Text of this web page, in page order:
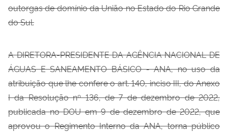
outorgas de domínio da União no Estado do Rio Grande
do Sul.
A DIRETORA-PRESIDENTE DA AGÊNCIA NACIONAL DE
ÁGUAS E SANEAMENTO BÁSICO - ANA, no uso da
atribuição que lhe confere o art. 140, inciso III, do Anexo
I da Resolução nº 136, de 7 de dezembro de 2022,
publicada no DOU em 9 de dezembro de 2022, que
aprovou o Regimento Interno da ANA, torna público